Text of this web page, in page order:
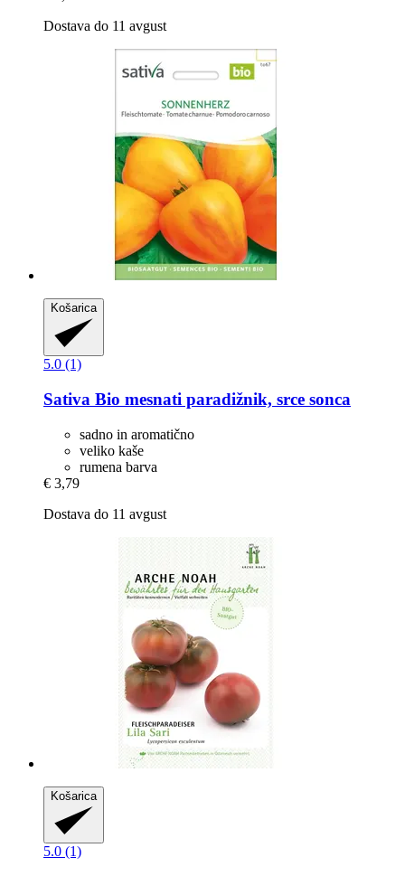
Dostava do 11 avgust
Košarica
5.0 (1)
Sativa Bio mesnati paradižnik, srce sonca
sadno in aromatično
veliko kaše
rumena barva
€ 3,79
Dostava do 11 avgust
Košarica
5.0 (1)